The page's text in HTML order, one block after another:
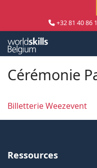
+32 81 40 86
Cérémonie
Billetterie Weezevent
Ressources